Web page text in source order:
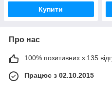
Купити
Про нас
100% позитивних з 135
Працює з 02.10.2015